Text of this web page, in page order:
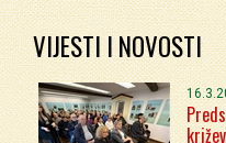
VIJESTI I NOVOSTI